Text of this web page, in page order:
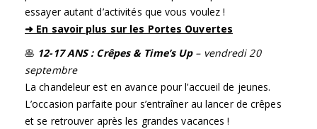
essayer autant d’activités que vous voulez !
➜ En savoir plus sur les Portes Ouvertes
🥞 12-17 ANS : Crêpes & Time’s Up– vendredi 20
septembre
La chandeleur est en avance pour l’accueil de jeunes.
L’occasion parfaite pour s’entraîner au lancer de crêpes
et se retrouver après les grandes vacances !